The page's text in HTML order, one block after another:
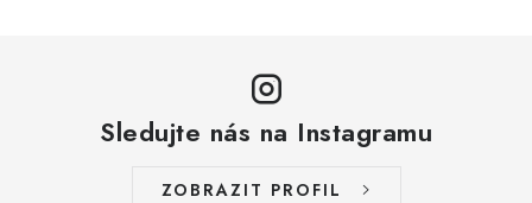
Sledujte nás na Instagramu
ZOBRAZIT PROFIL